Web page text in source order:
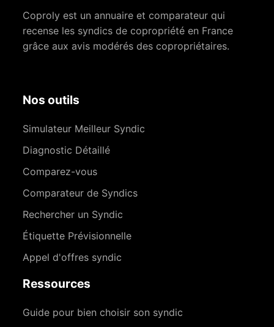
Coproly est un annuaire et comparateur qui
recense les syndics de copropriété en France
grâce aux avis modérés des copropriétaires.
Nos outils
Simulateur Meilleur Syndic
Diagnostic Détaillé
Comparez-vous
Comparateur de Syndics
Rechercher un Syndic
Étiquette Prévisionnelle
Appel d'offres syndic
Ressources
Guide pour bien choisir son syndic